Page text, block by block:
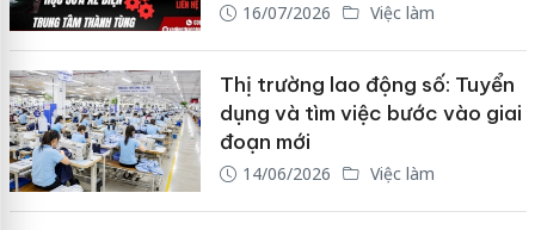
16/07/2026 Việc làm
Thị trường lao động số: Tuyển
dụng và tìm việc bước vào giai
đoạn mới
14/06/2026 Việc làm